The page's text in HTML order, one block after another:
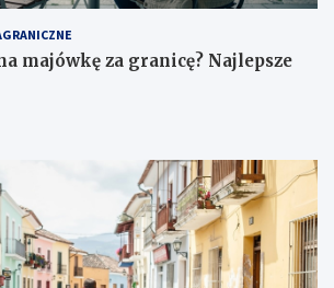
majówkę za granicę? Najlepsze